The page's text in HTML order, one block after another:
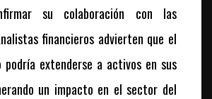
su colaboración con las
financieros advierten que el
podría extenderse a activos en sus
un impacto en el sector del